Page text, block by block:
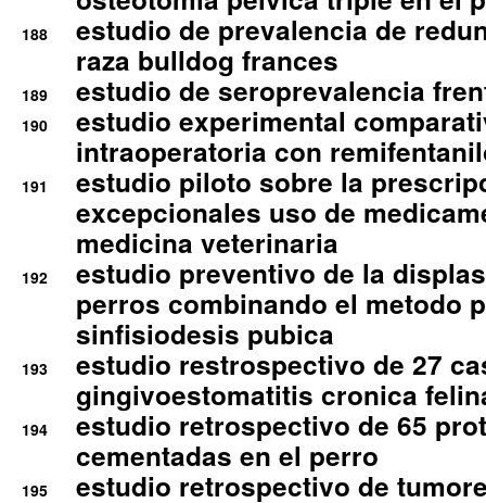
188
estudio de prevalencia de
raza bulldog frances
189 estudio de seroprevalencia
190
estudio experimental
intraoperatoria con
191
estudio piloto sobre la
excepcionales uso de
medicina veterinaria
192
estudio preventivo de la
perros combinando el metodo
sinfisiodesis pubica
193
estudio restrospectivo de 27
gingivoestomatitis cronica
194
estudio retrospectivo de 65
cementadas en el perro
195
estudio retrospectivo de